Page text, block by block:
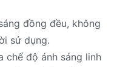
đồng đều, không
sử dụng.
chế độ ánh sáng linh